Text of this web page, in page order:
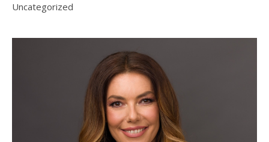
Uncategorized